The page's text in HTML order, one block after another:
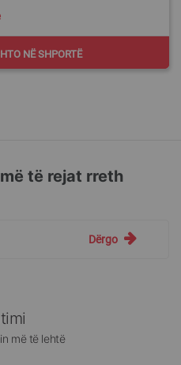
NË SHPORTË
të rejat rreth
Dërgo
më të lehtë